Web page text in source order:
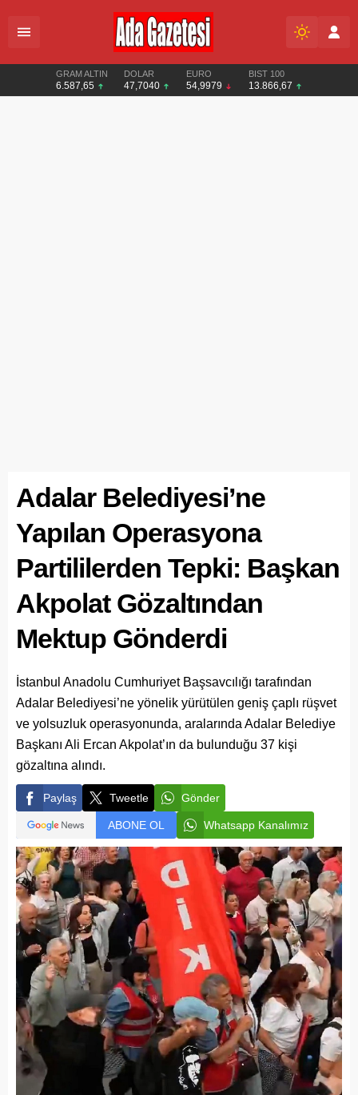
GRAM ALTIN
6.587,65
DOLAR
47,7040
EURO
54,9979
BIST 100
13.866,67
Adalar Belediyesi’ne
Yapılan Operasyona
Partililerden Tepki: Başkan
Akpolat Gözaltından
Mektup Gönderdi
İstanbul Anadolu Cumhuriyet Başsavcılığı tarafından
Adalar Belediyesi’ne yönelik yürütülen geniş çaplı rüşvet
ve yolsuzluk operasyonunda, aralarında Adalar Belediye
Başkanı Ali Ercan Akpolat’ın da bulunduğu 37 kişi
gözaltına alındı.
Paylaş Tweetle Gönder
ABONE OL Whatsapp Kanalımız